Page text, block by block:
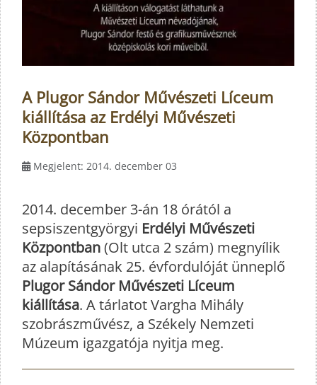
A Plugor Sándor Művészeti Líceum
kiállítása az Erdélyi Művészeti
Központban
Megjelent: 2014. december 03
2014. december 3-án 18 órától a
sepsiszentgyörgyi Erdélyi Művészeti
Központban(Olt utca 2 szám) megnyílik
az alapításának 25. évfordulóját ünneplő
Plugor Sándor Művészeti Líceum
kiállítása. A tárlatot Vargha Mihály
szobrászművész, a Székely Nemzeti
Múzeum igazgatója nyitja meg.